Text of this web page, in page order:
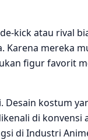
atau rival
mereka
figur favorit
kostum
di konvensi
di Industri